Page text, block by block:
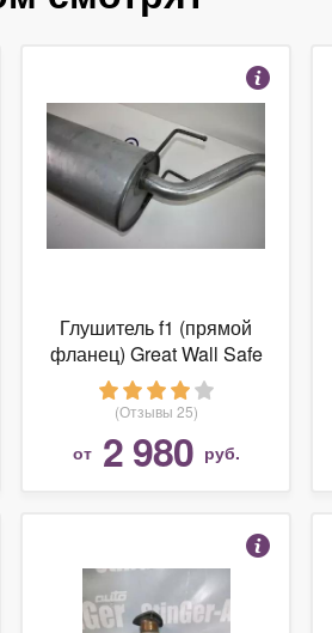
Глушитель f1 (прямой
фланец) Great Wall Safe
(Отзывы 25)
от 2 980 руб.